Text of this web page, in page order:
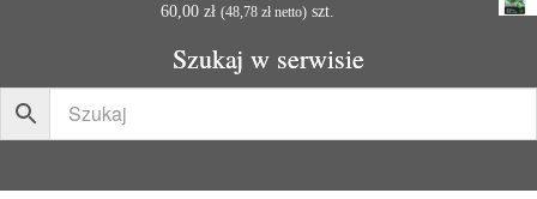
60,00 zł (48,78 złnetto)szt.
Szukaj w serwisie